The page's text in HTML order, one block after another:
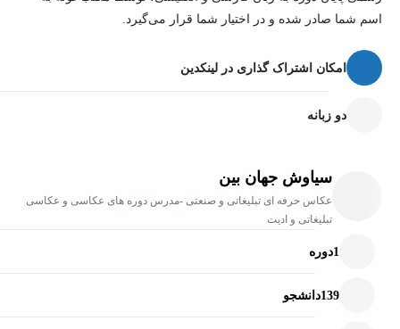
اسم شما صادر شده و در اختیار شما قرار می‌گیرد.
امکان اشتراک گذاری در لینکدین
دو زبانه
سیاوش جهان بین
عکاس حرفه ای تبلیغاتی و صنعتی -مدرس دوره های عکاسی و عکاسی
تبلیغاتی و ادیت
1دوره
139دانشجو